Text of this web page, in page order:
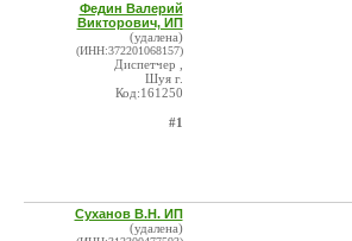
Федин Валерий
Викторович, ИП
(удалена)
(ИНН:372201068157)
Диспетчер ,
Шуя г.
Код:161250
#1
Суханов В.Н. ИП
(удалена)